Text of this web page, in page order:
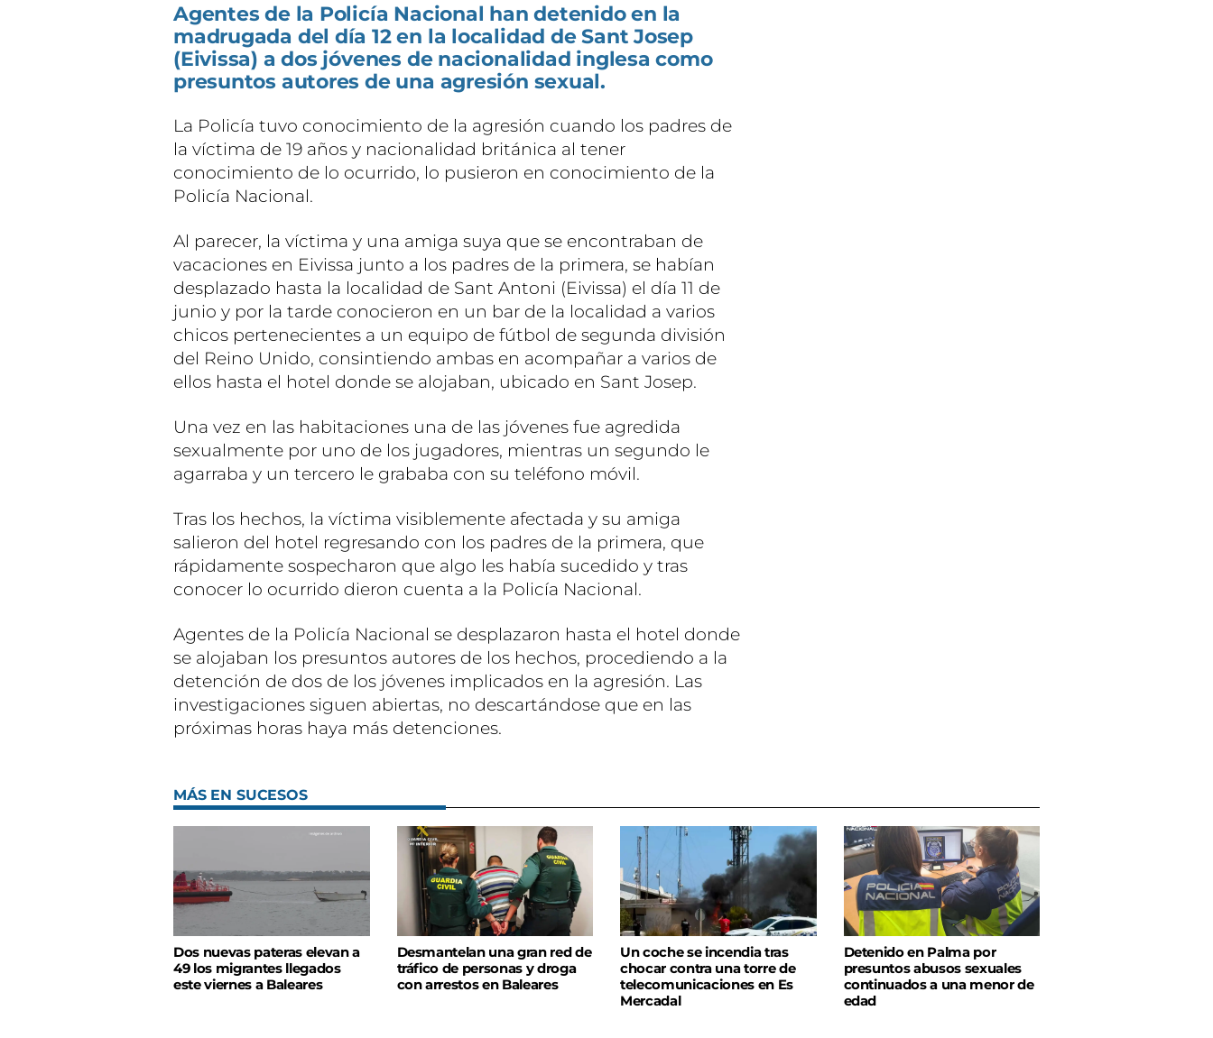
Agentes de la Policía Nacional han detenido en la
madrugada del día 12 en la localidad de Sant Josep
(Eivissa) a dos jóvenes de nacionalidad inglesa como
presuntos autores de una agresión sexual.
La Policía tuvo conocimiento de la agresión cuando los padres de
la víctima de 19 años y nacionalidad británica al tener
conocimiento de lo ocurrido, lo pusieron en conocimiento de la
Policía Nacional.
Al parecer, la víctima y una amiga suya que se encontraban de
vacaciones en Eivissa junto a los padres de la primera, se habían
desplazado hasta la localidad de Sant Antoni (Eivissa) el día 11 de
junio y por la tarde conocieron en un bar de la localidad a varios
chicos pertenecientes a un equipo de fútbol de segunda división
del Reino Unido, consintiendo ambas en acompañar a varios de
ellos hasta el hotel donde se alojaban, ubicado en Sant Josep.
Una vez en las habitaciones una de las jóvenes fue agredida
sexualmente por uno de los jugadores, mientras un segundo le
agarraba y un tercero le grababa con su teléfono móvil.
Tras los hechos, la víctima visiblemente afectada y su amiga
salieron del hotel regresando con los padres de la primera, que
rápidamente sospecharon que algo les había sucedido y tras
conocer lo ocurrido dieron cuenta a la Policía Nacional.
Agentes de la Policía Nacional se desplazaron hasta el hotel donde
se alojaban los presuntos autores de los hechos, procediendo a la
detención de dos de los jóvenes implicados en la agresión. Las
investigaciones siguen abiertas, no descartándose que en las
próximas horas haya más detenciones.
MÁS EN SUCESOS
Dos nuevas pateras elevan a
49 los migrantes llegados
este viernes a Baleares
Desmantelan una gran red de
tráfico de personas y droga
con arrestos en Baleares
Un coche se incendia tras
chocar contra una torre de
telecomunicaciones en Es
Mercadal
Detenido en Palma por
presuntos abusos sexuales
continuados a una menor de
edad